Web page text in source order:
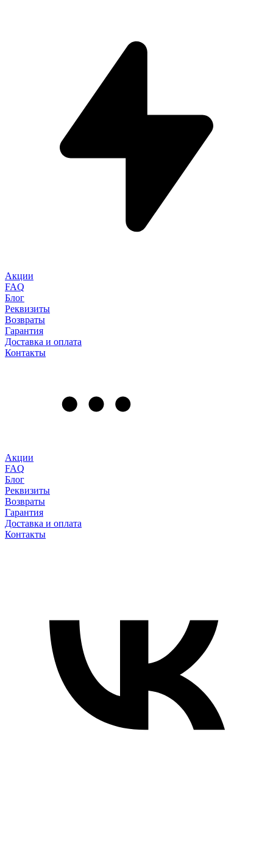
Акции
FAQ
Блог
Реквизиты
Возвраты
Гарантия
Доставка и оплата
Контакты
Акции
FAQ
Блог
Реквизиты
Возвраты
Гарантия
Доставка и оплата
Контакты